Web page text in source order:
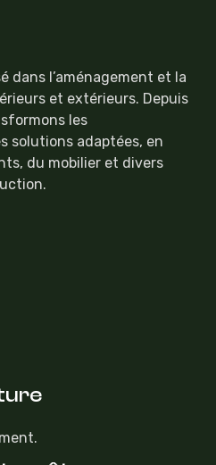
dans l’aménagement et la
et extérieurs. Depuis
les
solutions adaptées, en
du mobilier et divers